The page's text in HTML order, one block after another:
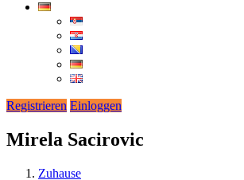
Registrieren Einloggen
Mirela Sacirovic
Zuhause